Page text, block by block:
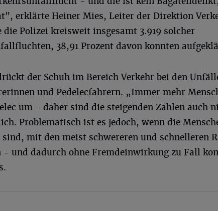
erklärte Heiner Mies, Leiter der Direktion
die Polizei kreisweit insgesamt 3.919 solcher
38,91 Prozent davon konnten
der Schuh im Bereich Verkehr bei den
und Pedelecfahrern. „Immer mehr
um - daher sind die steigenden Zahlen auch
Problematisch ist es jedoch, wenn die
mit den meist schwereren und schnelleren
- und dadurch ohne Fremdeinwirkung zu Fall